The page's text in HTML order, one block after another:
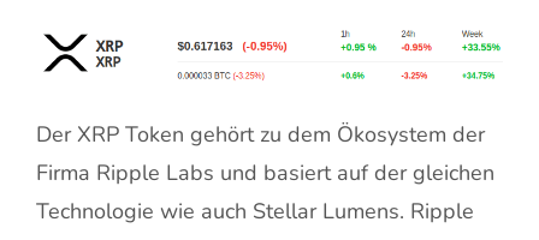
Der XRP Token gehört zu dem Ökosystem der
Firma Ripple Labs und basiert auf der gleichen
Technologie wie auch Stellar Lumens. Ripple